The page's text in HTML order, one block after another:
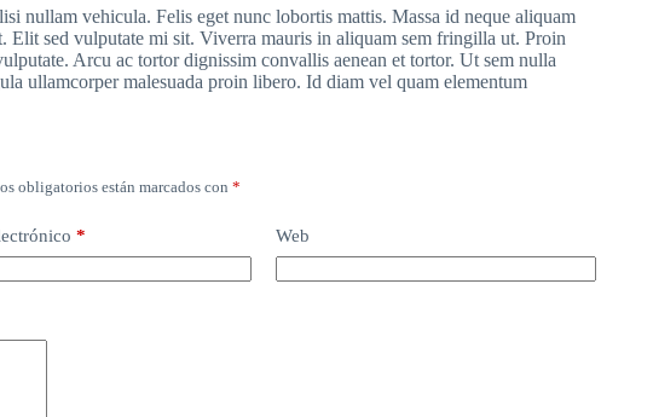
nullam vehicula. Felis eget nunc lobortis mattis. Massa id neque aliquam
Elit sed vulputate mi sit. Viverra mauris in aliquam sem fringilla ut. Proin
Arcu ac tortor dignissim convallis aenean et tortor. Ut sem nulla
ullamcorper malesuada proin libero. Id diam vel quam elementum
obligatorios están marcados con *
* Web